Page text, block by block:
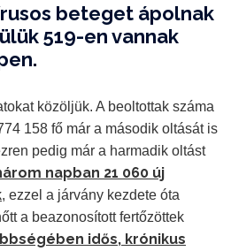
beteget ápolnak
519-en vannak
közöljük. A beoltottak száma
158 fő már a második oltását is
pedig már a harmadik oltást
napban 21 060 új
, ezzel a járvány kezdete óta
a beazonosított fertőzöttek
idős, krónikus